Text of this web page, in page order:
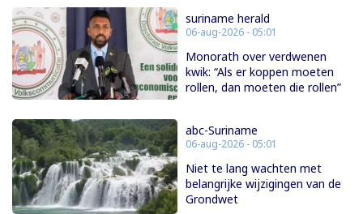
suriname herald
06-aug-2026 - 05:01
Monorath over verdwenen
kwik: “Als er koppen moeten
rollen, dan moeten die rollen”
abc-Suriname
06-aug-2026 - 05:01
Niet te lang wachten met
belangrijke wijzigingen van de
Grondwet